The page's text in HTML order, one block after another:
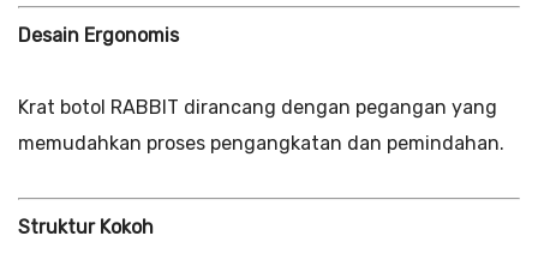
Desain Ergonomis
Krat botol RABBIT dirancang dengan pegangan yang
memudahkan proses pengangkatan dan pemindahan.
Struktur Kokoh